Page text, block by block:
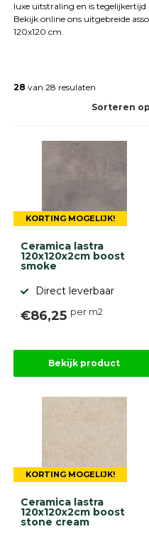
Terrastegels
Tuintegels
Stoeptegels
Sierbestrating
Sierbestrating
bestrating
Muurelementen
Straatklinkers
Opsluitbanden
Palissades
Stapelblokken
Afwatering
betonelementen
Kunstgras
Aanbiedingen
luxe uitstraling en is
Bekijk online ons uitgebreide
120x120 cm.
28 van 28 resulaten
Sorteren
KORTING MOGELIJK!
Ceramica lastra
120x120x2cm boost
smoke
Direct leverbaar
€86,25 per m2
Bekijk product
KORTING MOGELIJK!
Ceramica lastra
120x120x2cm boost
stone cream